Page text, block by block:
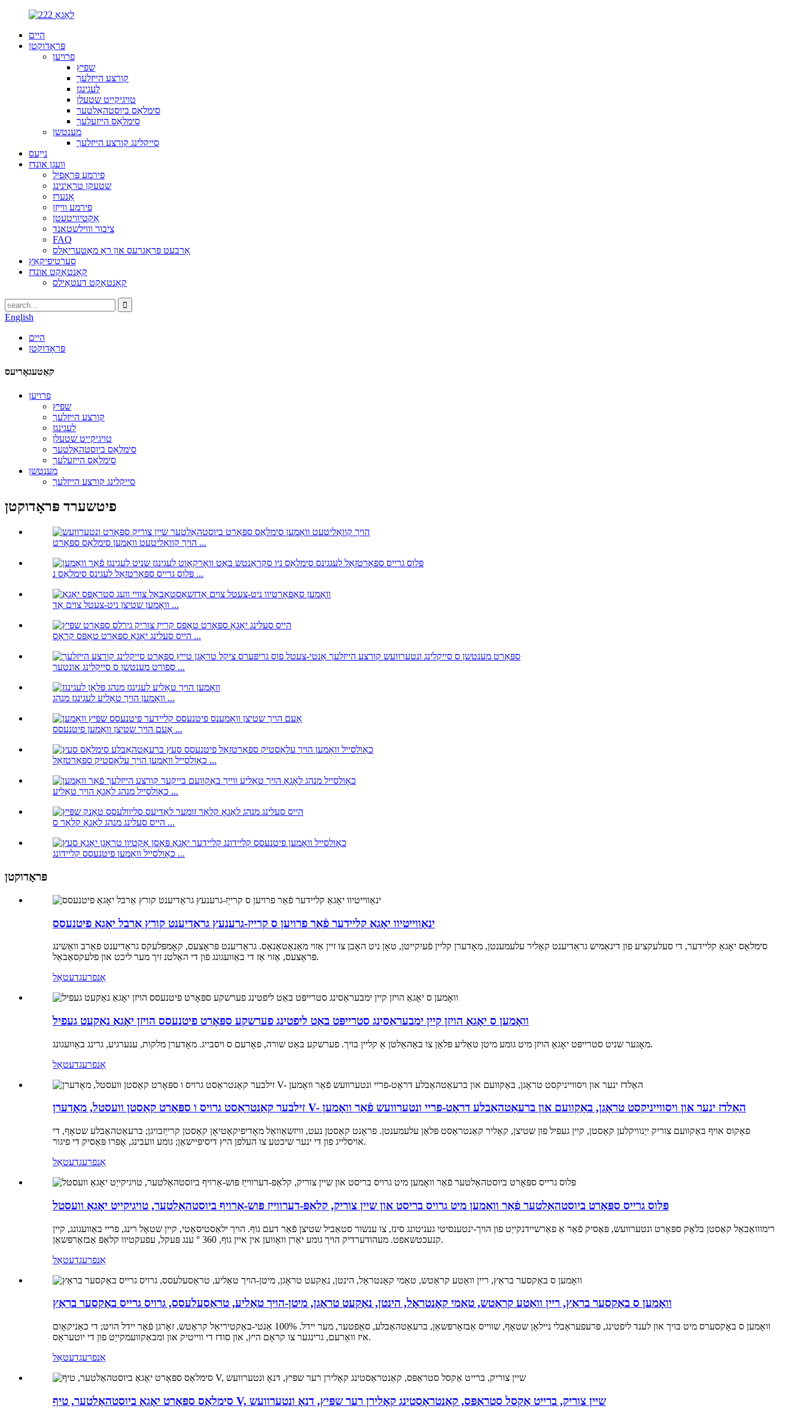
היים
פּראָדוקטן
פרויען
שפּיץ
קורצע הייזלעך
לעגינגז
טויגיקייט שטעלן
סימלאַס ביוסטהאַלטער
סימלאַס הייזעלעך
מענטשן
סייקלינג קורצע הייזלעך
נייַעס
וועגן אונדז
פירמע פּראָפיל
שטעקן טראַינינג
אַנערז
פירמע ווייַזן
אַקטיוויטעטן
ציבור וווילשטאנד
FAQ
אַרבעט פּראָגרעס און ראַ מאַטעריאַלס
סערטיפיקאַץ
קאָנטאַקט אונדז
קאָנטאַקט דעטאַילס
English
היים
פּראָדוקטן
קאַטעגאָריעס
פרויען
שפּיץ
קורצע הייזלעך
לעגינגז
טויגיקייט שטעלן
סימלאַס ביוסטהאַלטער
סימלאַס הייזעלעך
מענטשן
סייקלינג קורצע הייזלעך
פיטשערד פּראָדוקטן
הויך קוואַליטעט וואָמען סימלאַס ספּאָרט ...
פּלוס גרייס ספּאָרטזאַל לעגינס סימלאַס נ ...
וואָמען שטיצן ניט-צעטל צוים אַד ...
הייס סעלינג יאָגאַ ספּאָרט טאַפּס קראָס ...
ספורט מענטשן ס סייקלינג אונטער ...
וואָמען הויך טאַליע לעגינגז מנהג ...
אָעם הויך שטיצן וואָמען פיטנעסס ...
כאָולסייל וואָמען הויך עלאַסטיק ספּאָרטזאַל ...
כאָולסייל מנהג לאָגאָ הויך טאַליע ...
הייס סעלינג מנהג לאָגאָ קלאָר ס ...
כאָולסייל וואָמען פיטנעסס קליידונג ...
פּראָדוקטן
ינאַווייטיוו יאָגאַ קליידער פֿאַר פרויען ס קרייַז-גרענעץ גראַדיענט קורץ אַרבל יאָגאַ פיטנעסס
סימלאַס יאָגאַ קליידער, די סעלעקציע פון ​​דינאַמיש גראַדיענט קאָליר עלעמענטן, מאָדערן קליין פֿעיִקייטן, טאָן ניט האָבן צו זיין אַזוי מאַנאַטאַנאַס. גראַדיענט פּראָצעס, קאָמפּלעקס גראַדיענט פאַרב וואַשינג
פּראָצעס, אַזוי אַז די באַוועגונג פון די האַלטנ זיך מער ליכט און פלעקסאַבאַל.
אָנפרעגדעטאַל
וואָמען ס יאָגאַ הויזן קיין ימבעראַסינג סטרייפּט באַט ליפטינג פערשקע ספּאָרט פיטנעסס הויזן יאָגאַ נאַקעט געפיל
מאָגער שניט סטרייפּט יאָגאַ הויזן מיט גומע מיטן טאַליע פּלאַן צו באַהאַלטן אַ קליין בויך. פערשקע באַט שורה, פאָרעם ס ויסבייג. מאָדערן מלקות, ענערגיע, גרינג באַוועגונג.
אָנפרעגדעטאַל
זילבער קאַנטראַסט גרויס ו ספּאָרט קאַסטן וועסטל, מאָדערן V- האַלדז ינער און ויסווייניקסט טראָגן, באַקוועם און ברעאַטהאַבלע דראָט-פריי ונטערוועש פֿאַר וואָמען
פאָקוס אויף באַקוועם צוריק ייַנוויקלען קאַסטן, קיין געפיל פון שטיצן, קאָליר קאַנטראַסט פּלאַן עלעמענטן. פראָנט קאַסטן נעט, וויזשאַוואַל מאָדיפיקאַטיאָן קאַסטן קרייַזבויגן; ברעאַטהאַבלע שטאָף, די
אויסלייג פון די ינער שיכטע צו העלפן היץ דיסיפּיישאַן; גומע וועבינג, אָפּרו פּאַסיק די פיגור.
אָנפרעגדעטאַל
פּלוס גרייס ספּאָרט ביוסטהאַלטער פֿאַר וואָמען מיט גרויס בריסט און שיין צוריק, קלאַפּ-דערווייַז פּוש-אַרויף ביוסטהאַלטער, טויגיקייַט יאָגאַ וועסטל
רימווואַבאַל קאַסטן בלאָק ספּאָרט ונטערוועש, פּאַסיק פֿאַר אַ פאַרשיידנקייַט פון הויך-ינטענסיטי געניטונג סינז, צו ענשור סטאַביל שטיצן פֿאַר דעם גוף. הויך ילאַסטיסאַטי, קיין שטאָל רינג, פריי באַוועגונג, קיין
קנעכטשאפט. מעהודערדיק הויך גומע יאַרן וואָווען אין איין גוף, 360 ° ענג פּעקל, עפעקטיוו קלאַפּ אַבזאָרפּשאַן.
אָנפרעגדעטאַל
וואָמען ס באַקסער בראַץ, ריין וואַטע קראַטש, טאַמי קאָנטראָל, הינטן, נאַקעט טראָגן, מיטן-הויך טאַליע, טראַסעלעסס, גרויס גרייס באַקסער בראַץ
וואָמען ס באָקסערס מיט בויך און לענד ליפטינג, פּרעפעראַבלי ניילאָן שטאָף, שווייס אַבזאָרפּשאַן, ברעאַטהאַבלע, סאַפטער, מער יידל. 100% אַנטי-באַקטיריאַל קראַטש, זאָרגן פֿאַר יידל הויט; די כאַניקאָום
איז וואַרעם, גרינגער צו קראָם היץ, און סודז די ווייטיק און ומבאַקוועמקייַט פון די יוטעראַס.
אָנפרעגדעטאַל
סימלאַס ספּאָרט יאָגאַ ביוסטהאַלטער, טיף V, שיין צוריק, ברייט אַקסל סטראַפּס, קאַנטראַסטינג קאָלירן רער שפּיץ, דנאָ ונטערוועש